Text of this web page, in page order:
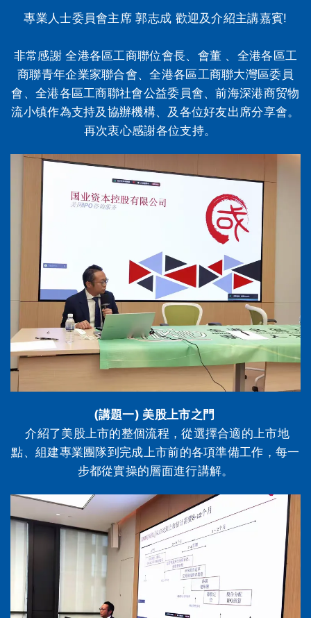
專業人士委員會主席 郭志成 歡迎及介紹主講嘉賓!
非常感謝 全港各區工商聯位會長、會董 、全港各區工
商聯青年企業家聯合會、全港各區工商聯大灣區委員
會、全港各區工商聯社會公益委員會、前海深港商贸物
流小镇作為支持及協辦機構、及各位好友出席分享會。
再次衷心感謝各位支持。
(講題一) 美股上市之門
介紹了美股上市的整個流程，從選擇合適的上市地
點、組建專業團隊到完成上市前的各項準備工作，每一
步都從實操的層面進行講解。